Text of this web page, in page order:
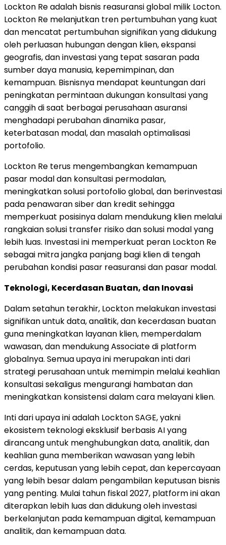
Lockton Re adalah bisnis reasuransi global milik Locton.
Lockton Re melanjutkan tren pertumbuhan yang kuat
dan mencatat pertumbuhan signifikan yang didukung
oleh perluasan hubungan dengan klien, ekspansi
geografis, dan investasi yang tepat sasaran pada
sumber daya manusia, kepemimpinan, dan
kemampuan. Bisnisnya mendapat keuntungan dari
peningkatan permintaan dukungan konsultasi yang
canggih di saat berbagai perusahaan asuransi
menghadapi perubahan dinamika pasar,
keterbatasan modal, dan masalah optimalisasi
portofolio.
Lockton Re terus mengembangkan kemampuan
pasar modal dan konsultasi permodalan,
meningkatkan solusi portofolio global, dan berinvestasi
pada penawaran siber dan kredit sehingga
memperkuat posisinya dalam mendukung klien melalui
rangkaian solusi transfer risiko dan solusi modal yang
lebih luas. Investasi ini memperkuat peran Lockton Re
sebagai mitra jangka panjang bagi klien di tengah
perubahan kondisi pasar reasuransi dan pasar modal.
Teknologi, Kecerdasan Buatan, dan Inovasi
Dalam setahun terakhir, Lockton melakukan investasi
signifikan untuk data, analitik, dan kecerdasan buatan
guna meningkatkan layanan klien, memperdalam
wawasan, dan mendukung Associate di platform
globalnya. Semua upaya ini merupakan inti dari
strategi perusahaan untuk memimpin melalui keahlian
konsultasi sekaligus mengurangi hambatan dan
meningkatkan konsistensi dalam cara melayani klien.
Inti dari upaya ini adalah Lockton SAGE, yakni
ekosistem teknologi eksklusif berbasis AI yang
dirancang untuk menghubungkan data, analitik, dan
keahlian guna memberikan wawasan yang lebih
cerdas, keputusan yang lebih cepat, dan kepercayaan
yang lebih besar dalam pengambilan keputusan bisnis
yang penting. Mulai tahun fiskal 2027, platform ini akan
diterapkan lebih luas dan didukung oleh investasi
berkelanjutan pada kemampuan digital, kemampuan
analitik, dan kemampuan data.